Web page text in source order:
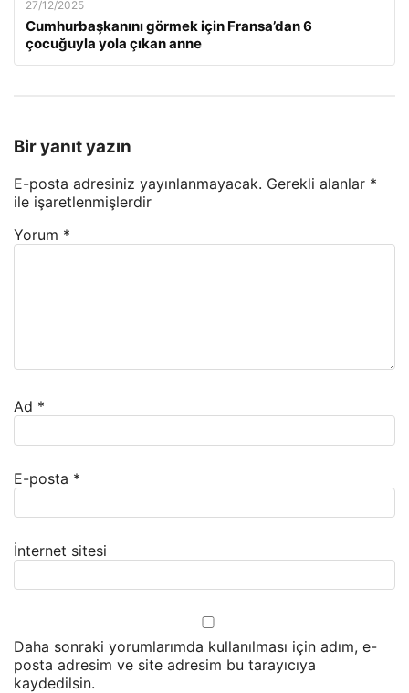
27/12/2025
Cumhurbaşkanını görmek için Fransa’dan 6
çocuğuyla yola çıkan anne
Bir yanıt yazın
E-posta adresiniz yayınlanmayacak. Gerekli alanlar *
ile işaretlenmişlerdir
Yorum *
Ad *
E-posta *
İnternet sitesi
Daha sonraki yorumlarımda kullanılması için adım, e-
posta adresim ve site adresim bu tarayıcıya
kaydedilsin.